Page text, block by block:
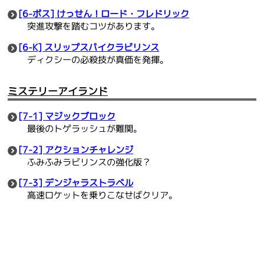
[6-ボス] けっせん！ロード・フレドリック
突進攻撃を踏むコツがあります。
[6-K] スリップスパイクラビリンス
ディクシーの必殺技が真価を発揮。
ミステリーアイランド
[7-1] マジックブロック
最後のトゲラッシュが難関。
[7-2] アクションチャレンジ
ふみふみラビリンスの強化版？
[7-3] デンジャラストラベル
高速ロケットを乗りこなせばクリア。